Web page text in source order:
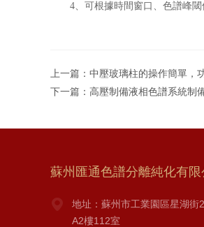
4、可根據時間窗口、色譜峰閾
上一篇： 中壓玻璃柱的操作簡單，
下一篇： 高壓制備液相色譜系統制
蘇州匯通色譜分離純化有限
地址：蘇州市工業園區星湖街
A2樓112室